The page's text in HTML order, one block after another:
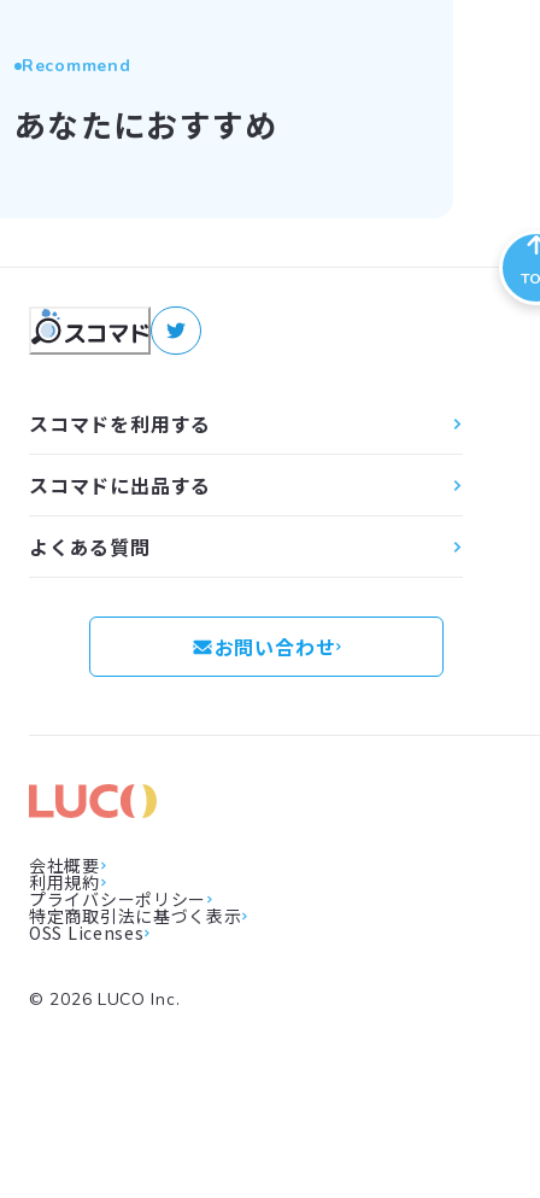
Recommend
あなたにおすすめ
スコマドを利用する
スコマドに出品する
よくある質問
お問い合わせ
会社概要
利用規約
プライバシーポリシー
特定商取引法に基づく表示
OSS Licenses
© 2026 LUCO Inc.